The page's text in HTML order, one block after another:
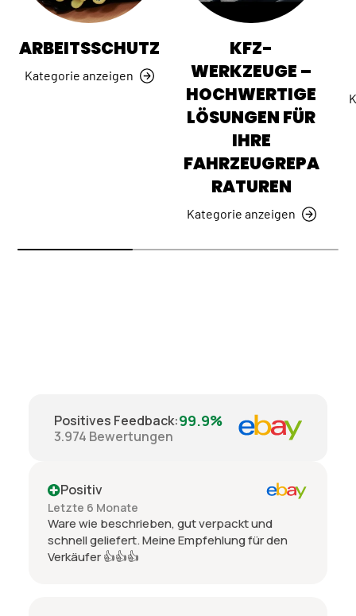
ARBEITSSCHUTZ
Kategorie anzeigen
KFZ-
WERKZEUGE –
HOCHWERTIGE
LÖSUNGEN FÜR
IHRE
FAHRZEUGREPA
RATUREN
Kategorie anzeigen
Positives Feedback:99.9%
3.974 Bewertungen
Positiv
Letzte 6 Monate
Ware wie beschrieben, gut verpackt und
schnell geliefert. Meine Empfehlung für den
Verkäufer 👍👍👍